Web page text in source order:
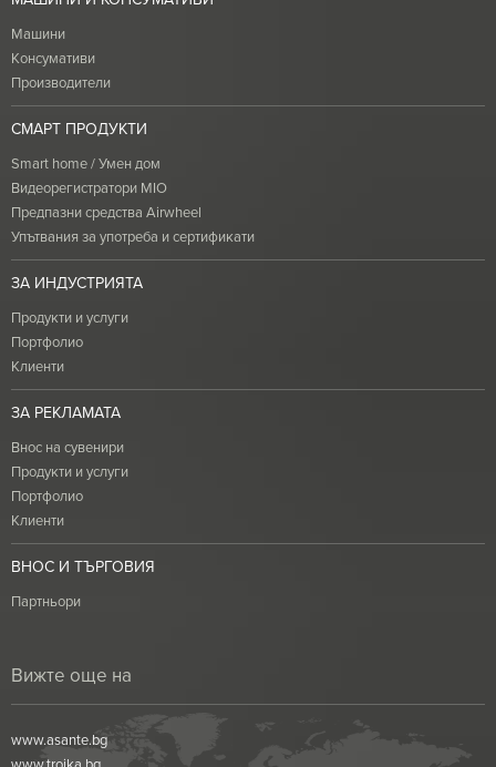
Машини
Консумативи
Производители
СМАРТ ПРОДУКТИ
Smart home / Умен дом
Видеорегистратори MIO
Предпазни средства Airwheel
Упътвания за употреба и сертификати
ЗА ИНДУСТРИЯТА
Продукти и услуги
Портфолио
Клиенти
ЗА РЕКЛАМАТА
Внос на сувенири
Продукти и услуги
Портфолио
Клиенти
ВНОС И ТЪРГОВИЯ
Партньори
Вижте още на
www.asante.bg